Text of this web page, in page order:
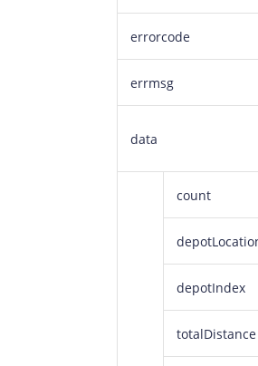
errorcode
errmsg
data
count
depotIndex
totalDistance